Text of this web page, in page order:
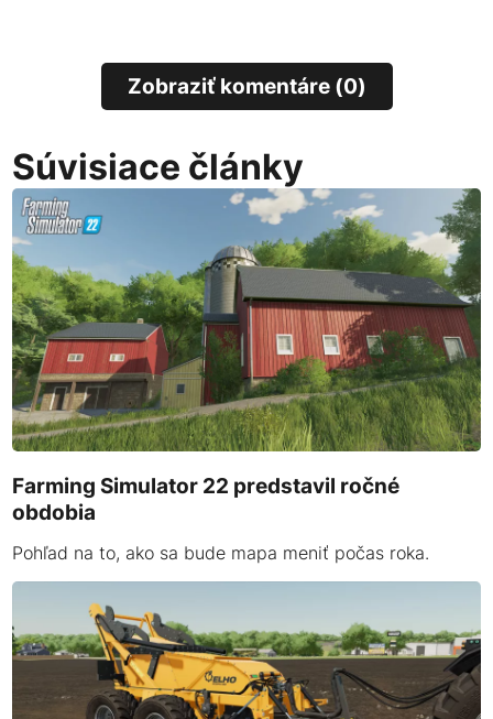
Zobraziť komentáre (0)
Súvisiace články
Farming Simulator 22 predstavil ročné
obdobia
Pohľad na to, ako sa bude mapa meniť počas roka.